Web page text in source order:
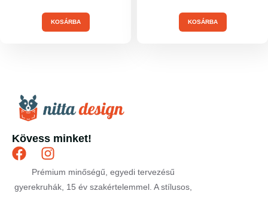
KOSÁRBA KOSÁRBA
Kövess minket!
Prémium minőségű, egyedi tervezésű
gyerekruhák, 15 év szakértelemmel. A stílusos,